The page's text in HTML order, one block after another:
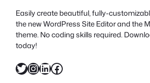
Easily create beautiful, fully-
the new WordPress Site Editor and the
theme. No coding skills required.
today!
X InstagramLinkedIn Facebook